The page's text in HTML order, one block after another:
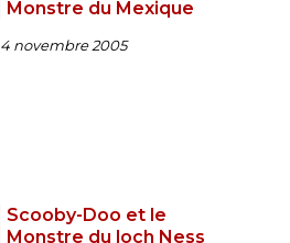
Monstre du Mexique
4 novembre 2005
Scooby-Doo et le
Monstre du loch Ness